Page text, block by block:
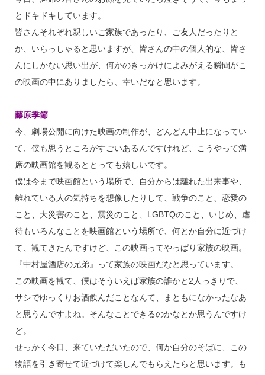
とドキドキしています。
皆さんそれぞれ親しいご家族であったり、ご友人だったりと
か、いらっしゃると思いますが、皆さんの中の個人的な、皆さ
んにしかない思い出が、何かのきっかけによみがえる瞬間がこ
の映画の中にありましたら、幸いだなと思います。
藤原季節
今、劇場公開に向けた映画の制作が、どんどん中止になってい
て、僕も思うところがすごいあるんですけれど、こうやって満
席の映画館を観るととっても嬉しいです。
僕は今まで映画館という場所で、自分からは離れた出来事や、
離れている人の気持ちを想像したりして、戦争のこと、恋愛の
こと、大災害のこと、震災のこと、LGBTQのこと、いじめ、虐
待もいろんなことを映画館という場所で、何とか自分に近づけ
て、観てきたんですけど、この映画ってやっぱり家族の映画。
『中村屋酒店の兄弟』って家族の映画だなと思っています。
この映画を観て、僕はそういえば家族の誰かと2人っきりで、
サシでゆっくりお酒飲んだことなんて、まともになかったなあ
と思うんですよね。そんなことできるのかなとか思うんですけ
ど。
せっかく今日、来ていただいたので、何か自分のそばに、この
物語を引き寄せて近づけて楽しんでもらえたらと思います。も